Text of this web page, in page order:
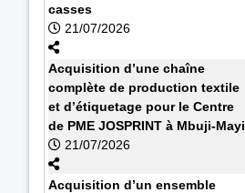
casses
21/07/2026
Acquisition d’une chaîne
complète de production textile
et d’étiquetage pour le Centre
de PME JOSPRINT à Mbuji-Mayi
21/07/2026
Acquisition d’un ensemble